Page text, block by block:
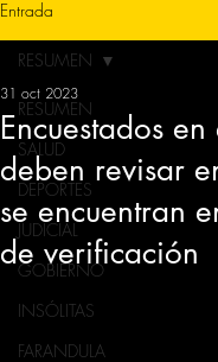
Entrada
RESUMEN
SALUD
DEPORTES
JUDICIAL
GOBIERNO
INSÓLITAS
FARANDULA
RESUMEN
Encuestados
deben revisar
se encuentran
de verificación
31 oct 2023